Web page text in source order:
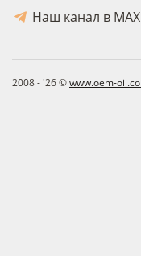
Наш канал в MAX
2008 - '26 ©www.oem-